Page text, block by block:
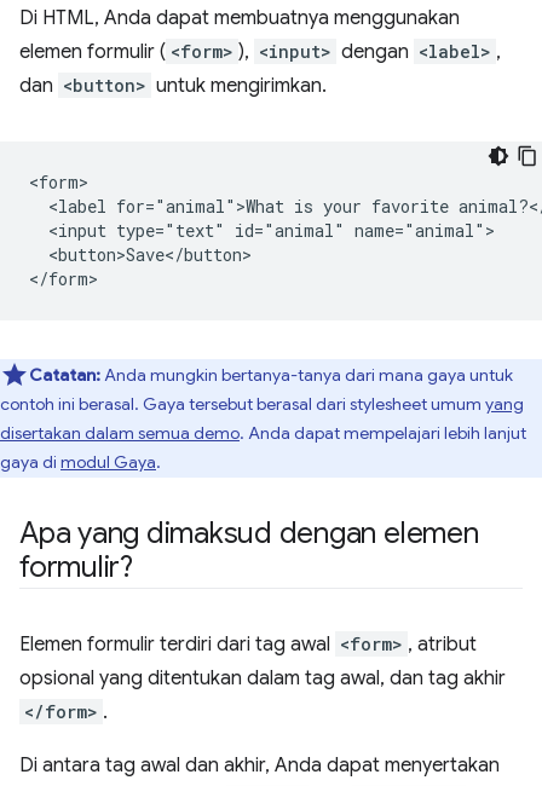
Di HTML, Anda dapat membuatnya menggunakan
elemen formulir ( <form> ), <input> dengan <label> ,
dan <button> untuk mengirimkan.
<form>
<label for="animal">What is your favorite
  <input type="text" id="animal" name="animal">
  <button>Save</button>
Catatan:Anda mungkin bertanya-tanya dari mana gaya untuk
contoh ini berasal. Gaya tersebut berasal dari stylesheet umum yang
disertakan dalam semua demo. Anda dapat mempelajari lebih lanjut
gaya di modul Gaya.
Apa yang dimaksud dengan elemen
formulir?
Elemen formulir terdiri dari tag awal <form> , atribut
opsional yang ditentukan dalam tag awal, dan tag akhir
</form> .
Di antara tag awal dan akhir, Anda dapat menyertakan